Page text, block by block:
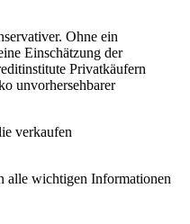
Ohne ein
Einschätzung der
Privatkäufern
unvorhersehbarer
alle wichtigen Informationen